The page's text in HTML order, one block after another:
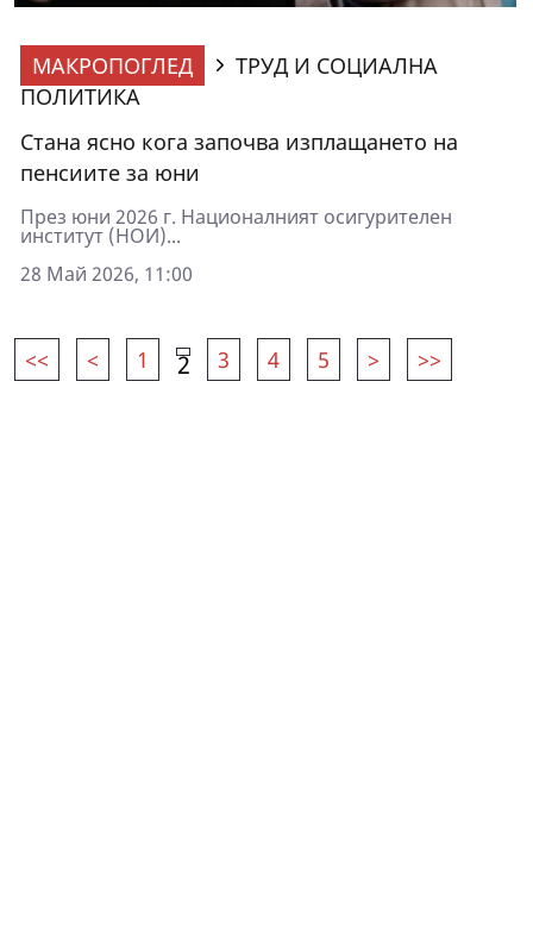
МАКРОПОГЛЕД
ТРУД И СОЦИАЛНА
ПОЛИТИКА
Стана ясно кога започва изплащането на
пенсиите за юни
През юни 2026 г. Националният осигурителен
институт (НОИ)...
28 Май 2026, 11:00
<< < 1 2 3 4 5 > >>